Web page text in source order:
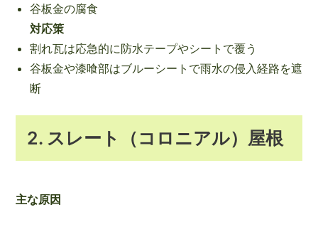
谷板金の腐食
対応策
割れ瓦は応急的に防水テープやシートで覆う
谷板金や漆喰部はブルーシートで雨水の侵入経路を遮
断
2. スレート（コロニアル）屋根
主な原因